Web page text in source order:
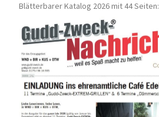
Blätterbarer Katalog 2026 mit 44 Seiten: